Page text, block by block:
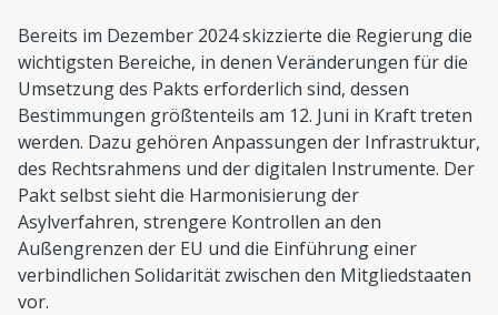
Bereits im Dezember 2024 skizzierte die Regierung die
wichtigsten Bereiche, in denen Veränderungen für die
Umsetzung des Pakts erforderlich sind, dessen
Bestimmungen größtenteils am 12. Juni in Kraft treten
werden. Dazu gehören Anpassungen der Infrastruktur,
des Rechtsrahmens und der digitalen Instrumente. Der
Pakt selbst sieht die Harmonisierung der
Asylverfahren, strengere Kontrollen an den
Außengrenzen der EU und die Einführung einer
verbindlichen Solidarität zwischen den Mitgliedstaaten
vor.